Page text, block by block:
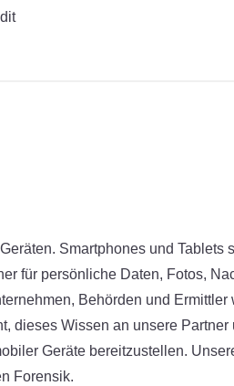
Smartphones und Tablets
für persönliche Daten, Fotos,
Behörden und
dieses Wissen an unsere
Geräte bereitzustellen.
Forensik.